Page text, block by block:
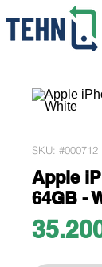
SKU: #000712
Apple
64GB -